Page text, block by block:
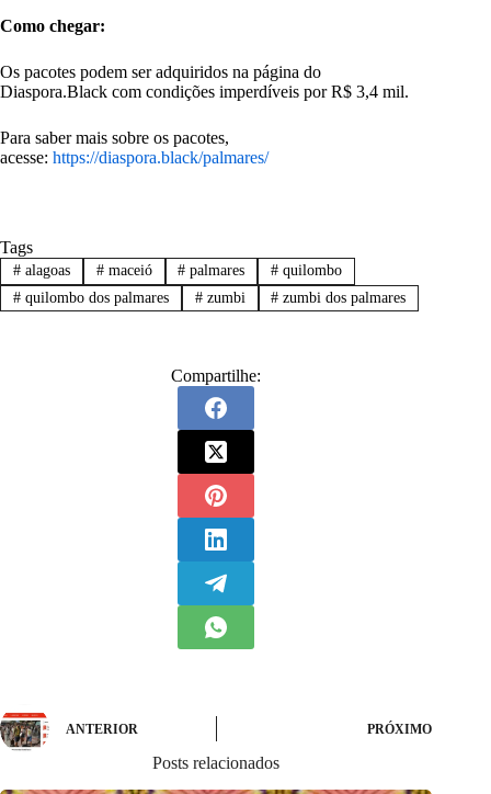
Como chegar:
Os pacotes podem ser adquiridos na página do
Diaspora.Black com condições imperdíveis por R$ 3,4 mil.
Para saber mais sobre os pacotes,
acesse: https://diaspora.black/palmares/
Tags
#alagoas #maceió # palmares # quilombo
#quilombo dos palmares #zumbi # zumbi dos palmares
Compartilhe:
ANTERIOR PRÓXIMO
Posts relacionados